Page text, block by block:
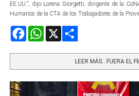
EE.UU.”, dijo Lorena Giorgetti, dirigente de la
Humanos de la CTA de los Trabajadores de la
FacebookWhatsApp
LEER MÁS…FUERA EL